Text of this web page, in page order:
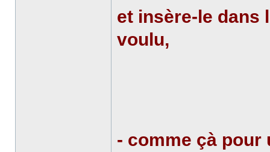
et insère-le dans
voulu,
- comme çà